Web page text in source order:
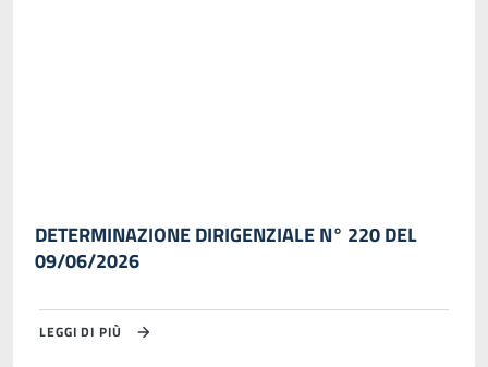
DETERMINAZIONE DIRIGENZIALE N° 220 DEL
09/06/2026
LEGGI DI PIÙ